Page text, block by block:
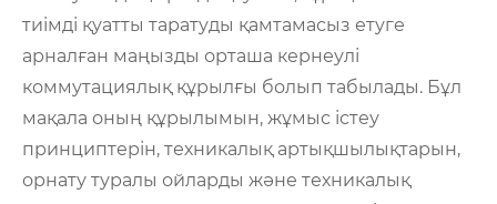
тиімді қуатты таратуды қамтамасыз етуге
арналған маңызды орташа кернеулі
коммутациялық құрылғы болып табылады. Бұл
мақала оның құрылымын, жұмыс істеу
принциптерін, техникалық артықшылықтарын,
орнату туралы ойларды және техникалық